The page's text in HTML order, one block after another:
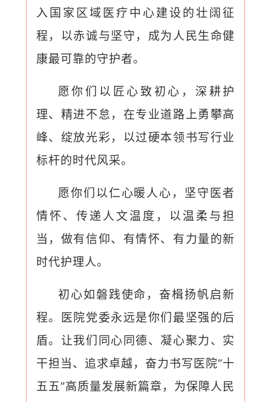
入国家区域医疗中心建设的壮阔征
程，以赤诚与坚守，成为人民生命健
康最可靠的守护者。
愿你们以匠心致初心，深耕护
理、精进不怠，在专业道路上勇攀高
峰、绽放光彩，以过硬本领书写行业
标杆的时代风采。
愿你们以仁心暖人心，坚守医者
情怀、传递人文温度，以温柔与担
当，做有信仰、有情怀、有力量的新
时代护理人。
初心如磐践使命，奋楫扬帆启新
程。医院党委永远是你们最坚强的后
盾。让我们同心同德、凝心聚力、实
干担当、追求卓越，奋力书写医院“十
五五”高质量发展新篇章，为保障人民